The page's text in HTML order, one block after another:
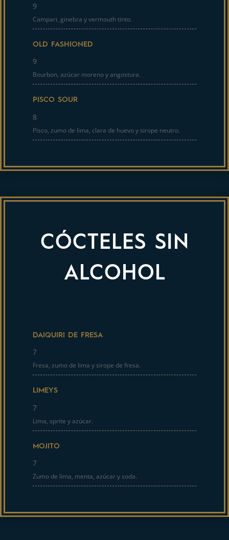
9
Campari, ginebra y vermouth tinto.
OLD FASHIONED
9
Bourbon, azúcar moreno y angostura.
PISCO SOUR
8
Pisco, zumo de lima, clara de huevo y sirope neutro.
CÓCTELES SIN
ALCOHOL
DAIQUIRI DE FRESA
7
Fresa, zumo de lima y sirope de fresa.
LIMEYS
7
Lima, sprite y azúcar.
MOJITO
7
Zumo de lima, menta, azúcar y soda.